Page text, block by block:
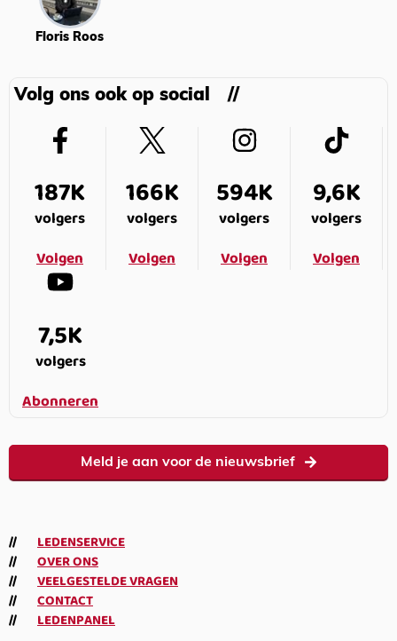
Floris Roos
Volg ons ook op social
187K
volgers
Volgen
166K
volgers
Volgen
594K
volgers
Volgen
9,6K
volgers
Volgen
7,5K
volgers
Abonneren
Meld je aan voor de nieuwsbrief
LEDENSERVICE
OVER ONS
VEELGESTELDE VRAGEN
CONTACT
LEDENPANEL